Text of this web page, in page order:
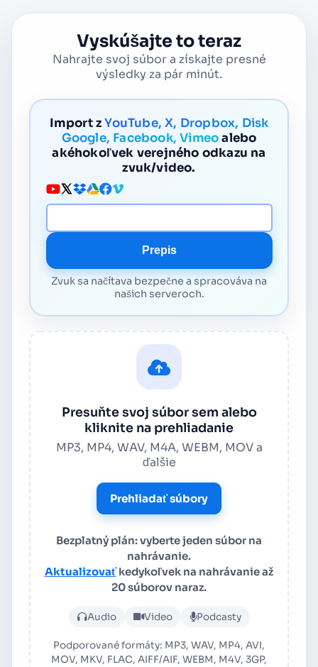
Vyskúšajte to teraz
Nahrajte svoj súbor a získajte presné
výsledky za pár minút.
Import zYouTube, X, Dropbox, Disk
Google, Facebook, Vimeoalebo
akéhokoľvek verejného odkazu na
zvuk/video.
URL média
Prepis
Zvuk sa načítava bezpečne a spracováva na
našich serveroch.
Presuňte svoj súbor sem alebo
kliknite na prehliadanie
MP3, MP4, WAV, M4A, WEBM, MOV a
ďalšie
Prehliadať súbory
Bezplatný plán: vyberte jeden súbor na
nahrávanie.
Aktualizovaťkedykoľvek na nahrávanie až
20 súborov naraz.
Nahrajte audio alebo
Audio Video Podcasty
Podporované formáty: MP3, WAV, MP4, AVI,
MOV, MKV, FLAC, AIFF/AIF, WEBM, M4V, 3GP,